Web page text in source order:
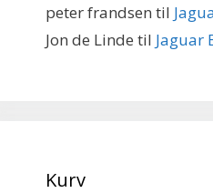
peter frandsen til
Jon de Linde til Jaguar
Kurv